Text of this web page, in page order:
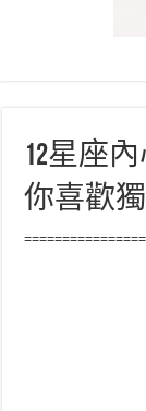
12星座
你喜歡